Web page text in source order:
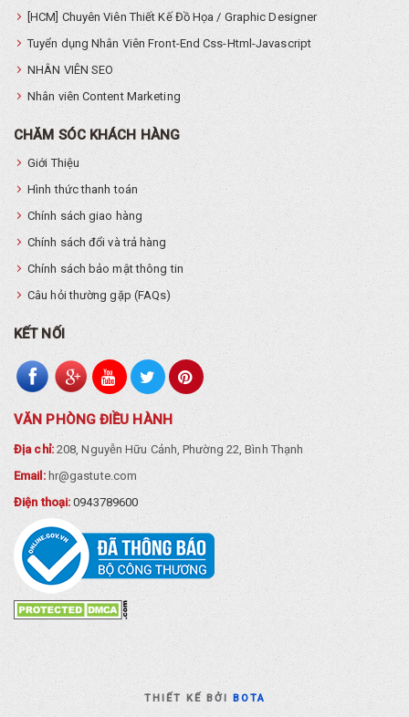
[HCM] Chuyên Viên Thiết Kế Đồ Họa / Graphic Designer
Tuyển dụng Nhân Viên Front-End Css-Html-Javascript
NHÂN VIÊN SEO
Nhân viên Content Marketing
CHĂM SÓC KHÁCH HÀNG
Giới Thiệu
Hình thức thanh toán
Chính sách giao hàng
Chính sách đổi và trả hàng
Chính sách bảo mật thông tin
Câu hỏi thường gặp (FAQs)
KẾT NỐI
VĂN PHÒNG ĐIỀU HÀNH
Địa chỉ:208, Nguyễn Hữu Cảnh, Phường 22, Bình Thạnh
Email: hr@gastute.com
Điện thoại:0943789600
THIẾT KẾ BỞIBOTA